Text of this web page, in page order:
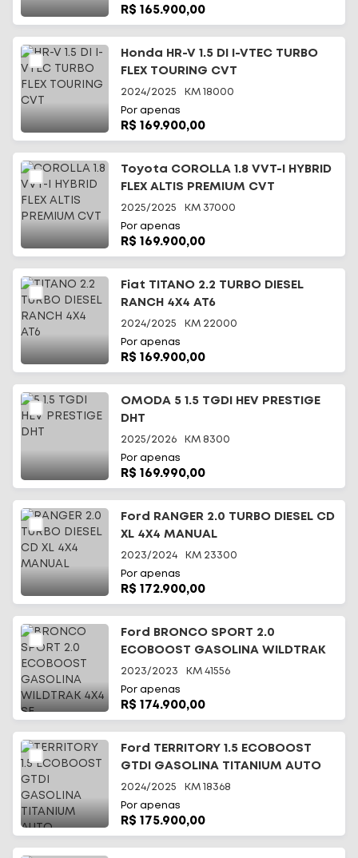
R$ 165.900,00
Honda HR-V 1.5 DI I-VTEC TURBO
FLEX TOURING CVT
2024/2025 KM 18000
Por apenas
R$ 169.900,00
Toyota COROLLA 1.8 VVT-I HYBRID
FLEX ALTIS PREMIUM CVT
2025/2025 KM 37000
Por apenas
R$ 169.900,00
Fiat TITANO 2.2 TURBO DIESEL
RANCH 4X4 AT6
2024/2025 KM 22000
Por apenas
R$ 169.900,00
OMODA 5 1.5 TGDI HEV PRESTIGE
DHT
2025/2026 KM 8300
Por apenas
R$ 169.990,00
Ford RANGER 2.0 TURBO DIESEL CD
XL 4X4 MANUAL
2023/2024 KM 23300
Por apenas
R$ 172.900,00
Ford BRONCO SPORT 2.0
ECOBOOST GASOLINA WILDTRAK
4X4 SE
2023/2023 KM 41556
Por apenas
R$ 174.900,00
Ford TERRITORY 1.5 ECOBOOST
GTDI GASOLINA TITANIUM AUTO
2024/2025 KM 18368
Por apenas
R$ 175.900,00